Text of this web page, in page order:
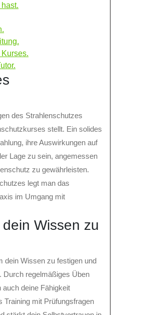
des Strahlenschutzes
stellt. Ein solides
ihre Auswirkungen auf
Lage zu sein, angemessen
zu gewährleisten.
legt man das
im Umgang mit
Wissen zu
dein Wissen zu festigen und
Durch regelmäßiges Üben
deine Fähigkeit
Training mit Prüfungsfragen